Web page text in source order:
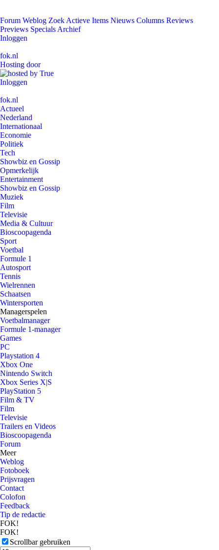
Forum Weblog Zoek Actieve Items Nieuws Columns Reviews
Previews Specials Archief
Inloggen
fok.nl
Hosting door
Inloggen
fok.nl
Actueel
Nederland
Internationaal
Economie
Politiek
Tech
Showbiz en Gossip
Opmerkelijk
Entertainment
Showbiz en Gossip
Muziek
Film
Televisie
Media & Cultuur
Bioscoopagenda
Sport
Voetbal
Formule 1
Autosport
Tennis
Wielrennen
Schaatsen
Wintersporten
Managerspelen
Voetbalmanager
Formule 1-manager
Games
PC
Playstation 4
Xbox One
Nintendo Switch
Xbox Series X|S
PlayStation 5
Film & TV
Film
Televisie
Trailers en Videos
Bioscoopagenda
Forum
Meer
Weblog
Fotoboek
Prijsvragen
Contact
Colofon
Feedback
Tip de redactie
FOK!
FOK!
Scrollbar gebruiken